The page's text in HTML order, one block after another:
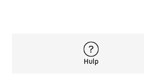
Hulp